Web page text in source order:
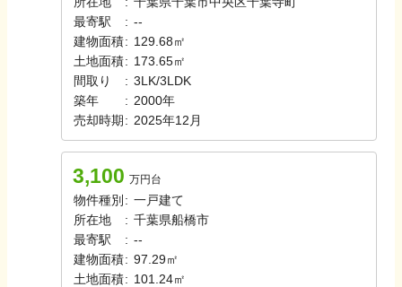
最寄駅
: --
建物面積: 129.68㎡
土地面積: 173.65㎡
間取り
: 3LK/3LDK
築年
: 2000年
売却時期 : 2025年12月
3,100 万円台
物件種別 : 一戸建て
所在地
: 千葉県船橋市
最寄駅
: --
建物面積: 97.29㎡
土地面積: 101.24㎡